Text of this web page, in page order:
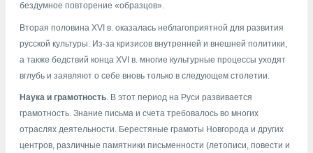
бездумное повторение «образцов».
Вторая половина XVI в. оказалась неблагоприятной для развития
русской культуры. Из-за кризисов внутренней и внешней политики,
а также бедствий конца XVI в. многие культурные процессы уходят
вглубь и заявляют о себе вновь только в следующем столетии.
Наука и грамотность. В этот период на Руси развивается
грамотность. Знание письма и счета требовалось во многих
отраслях деятельности. Берестяные грамоты Новгорода и других
центров, различные памятники письменности (летописи, повести и